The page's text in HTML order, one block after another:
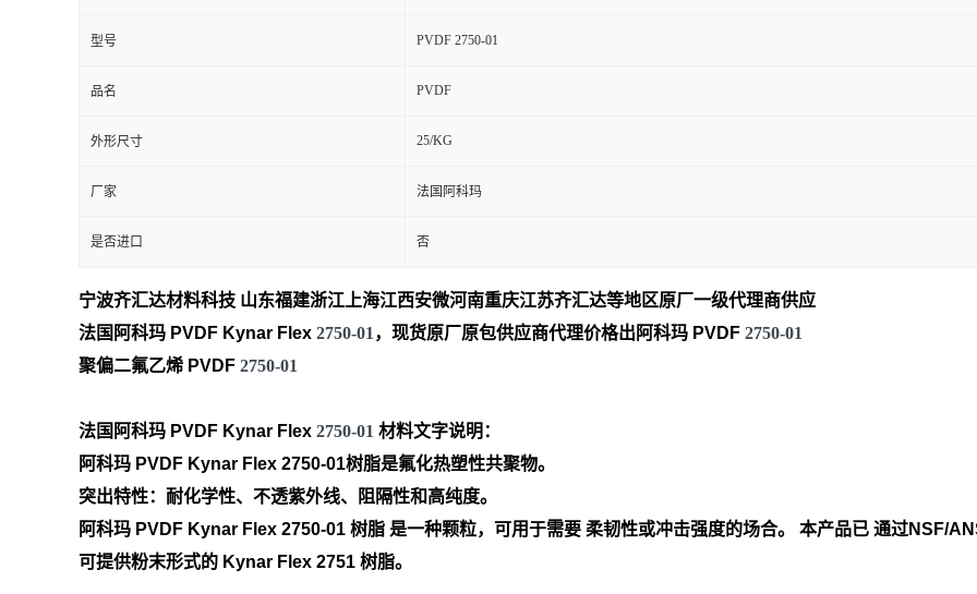
型号 PVDF 2750-01
品名 PVDF
外形尺寸 25/KG
厂家 法国阿科玛
是否进口 否
宁波齐汇达材料科技 山东福建浙江上海江西安微河南重庆江苏齐汇达等地区原厂一级代理商供应
法国阿科玛 PVDF Kynar Flex 2750-01 ，现货原厂原包供应商代理价格出阿科玛 PVDF 2750-01
聚偏二氟乙烯 PVDF 2750-01
法国阿科玛 PVDF Kynar Flex 2750-01 材料文字说明：
阿科玛 PVDF Kynar Flex 2750-01树脂是氟化热塑性共聚物。
突出特性：耐化学性、不透紫外线、阻隔性和高纯度。
阿科玛 PVDF Kynar Flex 2750-01 树脂 是一种颗粒，可用于需要 柔韧性或冲击强度的场合。 本产品已 通过NSF/
可提供粉末形式的 Kynar Flex 2751 树脂。